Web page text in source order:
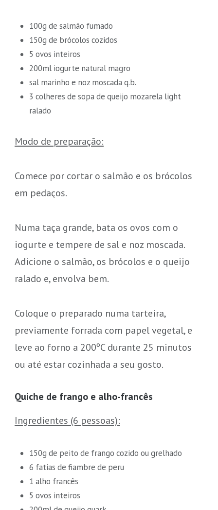
100g de salmão fumado
150g de brócolos cozidos
5 ovos inteiros
200ml iogurte natural magro
sal marinho e noz moscada q.b.
3 colheres de sopa de queijo mozarela light
ralado
Modo de preparação:
Comece por cortar o salmão e os brócolos
em pedaços.
Numa taça grande, bata os ovos com o
iogurte e tempere de sal e noz moscada.
Adicione o salmão, os brócolos e o queijo
ralado e, envolva bem.
Coloque o preparado numa tarteira,
previamente forrada com papel vegetal, e
leve ao forno a 200ºC durante 25 minutos
ou até estar cozinhada a seu gosto.
Quiche de frango e alho-francês
Ingredientes (6 pessoas):
150g de peito de frango cozido ou grelhado
6 fatias de fiambre de peru
1 alho francês
5 ovos inteiros